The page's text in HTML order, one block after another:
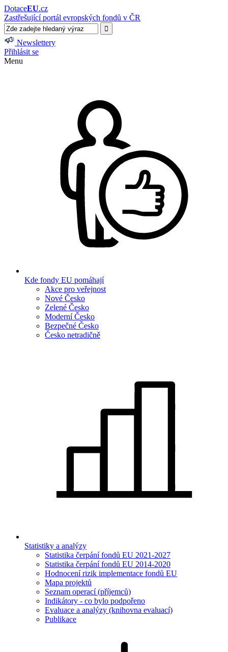
DotaceEU.cz
Zastřešující portál evropských fondů v ČR
Newslettery
Přihlásit se
Menu
Kde fondy EU pomáhají
Akce pro veřejnost
Nové Česko
Zelené Česko
Moderní Česko
Bezpečné Česko
Česko netradičně
Statistiky a analýzy
Statistika čerpání fondů EU 2021-2027
Statistika čerpání fondů EU 2014-2020
Hodnocení rizik implementace fondů EU
Mapa projektů
Seznam operací (příjemců)
Indikátory - co bylo podpořeno
Evaluace a analýzy (knihovna evaluací)
Publikace